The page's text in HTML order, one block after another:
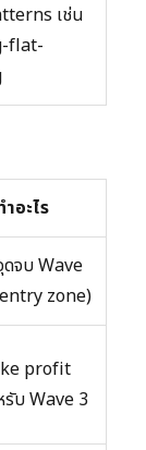
เช่น
flat-
ำอะไร
ดจบ Wave
zone)
profit
รับ Wave 3